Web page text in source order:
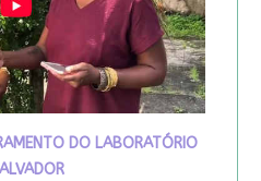
DO LABORATÓRIO